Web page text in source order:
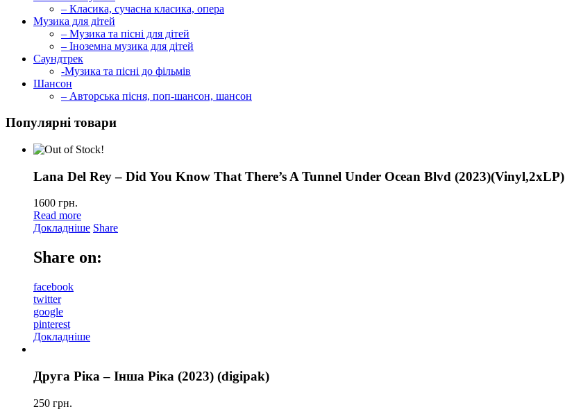
– Класика, сучасна класика, опера
Музика для дітей
– Музика та пісні для дітей
– Іноземна музика для дітей
Саундтрек
-Музика та пісні до фільмів
Шансон
– Авторська пісня, поп-шансон, шансон
Популярні товари
Lana Del Rey – Did You Know That There’s A Tunnel Under Ocean Blvd (2023)(Vinyl,2xLP)
1600 грн.
Read more
Докладніше Share
Share on:
facebook
twitter
google
pinterest
Докладніше
Друга Ріка – Інша Ріка (2023) (digipak)
250 грн.